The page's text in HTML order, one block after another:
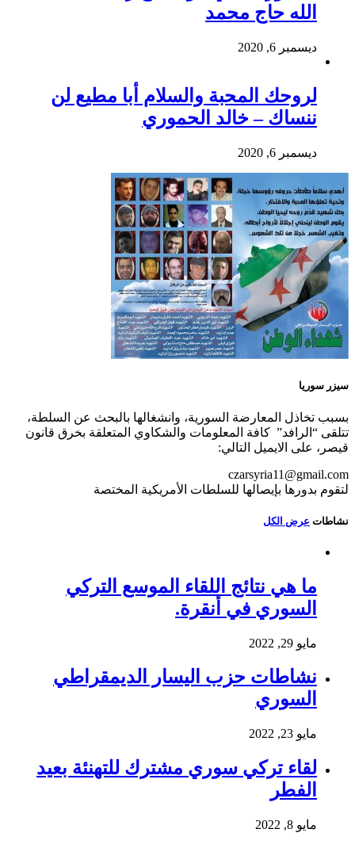
الله حاج محمد
ديسمبر 6, 2020
لروحك المحبة والسلام أبا مطيع لن
ننساك – خالد الحموري
ديسمبر 6, 2020
سيزر سوريا
بسبب تخاذل المعارضة السورية، وانشغالها بالبحث عن السلطة،
تتلقى “الرافد” كافة المعلومات والشكاوي المتعلقة بخرق قانون
قيصر، على الايميل التالي:
czarsyria11@gmail.com
لتقوم بدورها بإيصالها للسلطات الأمريكية المختصة
نشاطات عرض الكل
ما هي نتائج اللقاء الموسع التركي
السوري في أنقرة.
مايو 29, 2022
نشاطات حزب اليسار الديمقراطي
السوري
مايو 23, 2022
لقاء تركي سوري مشترك للتهنئة بعيد
الفطر
مايو 8, 2022